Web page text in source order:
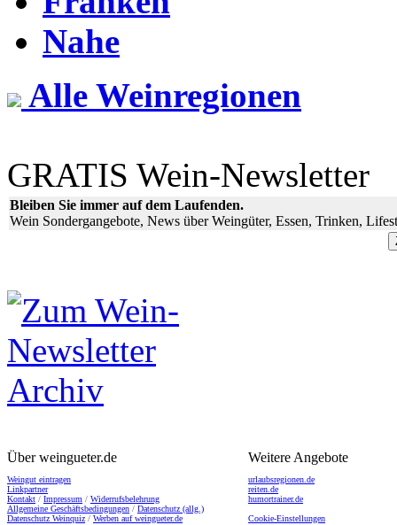
Nahe
Alle Weinregionen
GRATIS Wein-Newsletter
Bleiben Sie immer auf dem Laufenden.
Wein Sondergangebote, News über Weingüter, Essen, Trinken,
Über weingueter.de
Weingut eintragen
Linkpartner
Kontakt / Impressum / Widerrufsbelehrung
Allgemeine Geschäftsbedingungen / Datenschutz (allg.)
Datenschutz Weinquiz / Werben auf weingueter.de
Weitere Angebote
urlaubsregionen.de
reiten.de
humortrainer.de
Cookie-Einstellungen